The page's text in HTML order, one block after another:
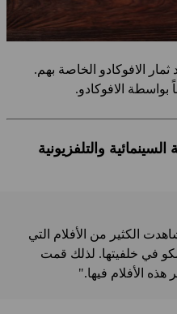
الافوكادو الخاصة بهم.
الافوكادو.
والتلفزيونية
الكثير من الأفلام التي
في خلفيتها. لذلك قمت
الأفلام فيها."